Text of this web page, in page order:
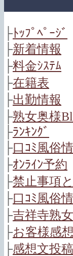
├ﾄｯﾌﾟﾍﾟｰｼﾞ
├新着情報
├料金ｼｽﾃﾑ
├在籍表
├出勤情報
├熟女奥様
├ﾗﾝｷﾝｸﾞ
├口ｺﾐ風俗
├ｵﾝﾗｲﾝ予約
├禁止事項
├口ｺﾐ風俗
├吉祥寺熟
├お客様感
├感想文投